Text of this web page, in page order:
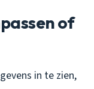
of
in te zien,